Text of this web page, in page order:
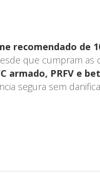
recomendado de
que cumpram as
armado, PRFV e
segura sem